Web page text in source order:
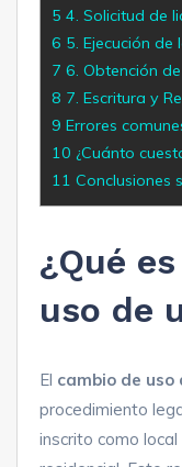
5 4. Solicitud de
6 5. Ejecución de
7 6. Obtención
8 7. Escritura y
9 Errores
10 ¿Cuánto
11 Conclusiones
¿Qué
uso de
El cambio de uso
procedimiento
inscrito como